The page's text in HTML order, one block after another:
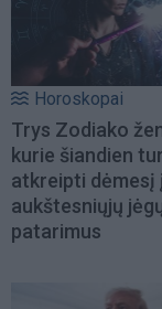
Horoskopai
Trys Zodiako
kurie šiandien
atkreipti dėmesį į
aukštesniųjų
patarimus